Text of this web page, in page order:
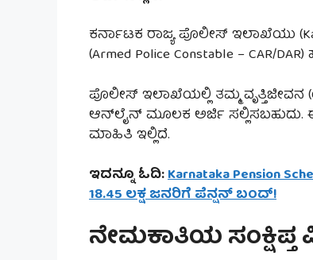
ಕರ್ನಾಟಕ ರಾಜ್ಯ ಪೊಲೀಸ್ ಇಲಾಖೆಯು
(Armed Police Constable – CAR/
ಪೊಲೀಸ್ ಇಲಾಖೆಯಲ್ಲಿ ತಮ್ಮ ವೃತ್ತಿಜೀವನ
ಆನ್‌ಲೈನ್ ಮೂಲಕ ಅರ್ಜಿ ಸಲ್ಲಿಸಬಹುದು. ಈ
ಮಾಹಿತಿ ಇಲ್ಲಿದೆ.
ಇದನ್ನೂ ಓದಿ:Karnataka Pension
18.45 ಲಕ್ಷ ಜನರಿಗೆ ಪೆನ್ಷನ್ ಬಂದ್!
ನೇಮಕಾತಿಯ ಸಂಕ್ಷಿಪ್ತ